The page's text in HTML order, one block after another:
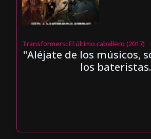
Transformers: El último caballero (2017)
"Aléjate de los músicos,
los